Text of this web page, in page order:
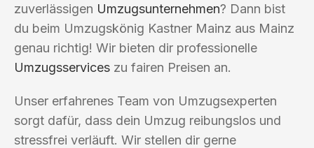
zuverlässigen Umzugsunternehmen? Dann bist
du beim Umzugskönig Kastner Mainz aus Mainz
genau richtig! Wir bieten dir professionelle
Umzugsservices zu fairen Preisen an.
Unser erfahrenes Team von Umzugsexperten
sorgt dafür, dass dein Umzug reibungslos und
stressfrei verläuft. Wir stellen dir gerne